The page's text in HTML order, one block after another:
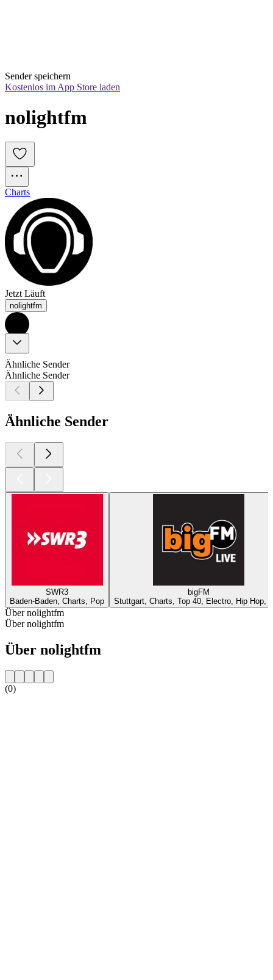
Sender speichern
Kostenlos im App Store laden
nolightfm
Charts
Jetzt Läuft
nolightfm
Ähnliche Sender
Ähnliche Sender
Ähnliche Sender
SWR3
Baden-Baden, Charts, Pop
bigFM
Stuttgart, Charts, Top 40, Electro, Hip Hop,
Über nolightfm
Über nolightfm
Über nolightfm
(0)